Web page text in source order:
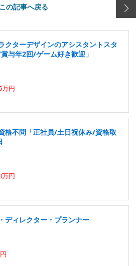
この記事へ戻る
クターデザインのアシスタントスタ
与年2回/ゲーム好き歓迎」
万円
格不問「正社員/土日祝休み/資格取
万円
ディレクター・プランナー